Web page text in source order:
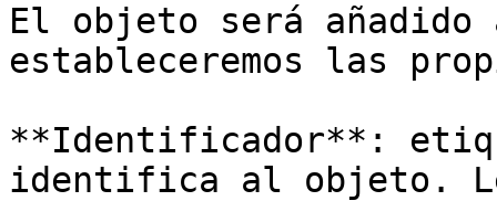
El objeto será
estableceremos las
**Identificador**:
identifica al objeto. Le